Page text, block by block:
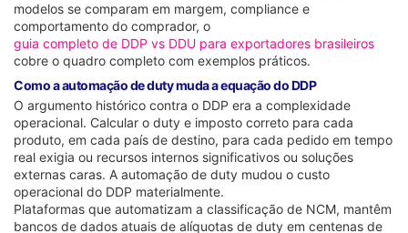
modelos se comparam em margem, compliance e
comportamento do comprador, o
guia completo de DDP vs DDU para exportadores brasileiros
cobre o quadro completo com exemplos práticos.
Como a automação de duty muda a equação do DDP
O argumento histórico contra o DDP era a complexidade
operacional. Calcular o duty e imposto correto para cada
produto, em cada país de destino, para cada pedido em tempo
real exigia ou recursos internos significativos ou soluções
externas caras. A automação de duty mudou o custo
operacional do DDP materialmente.
Plataformas que automatizam a classificação de NCM, mantêm
bancos de dados atuais de alíquotas de duty em centenas de